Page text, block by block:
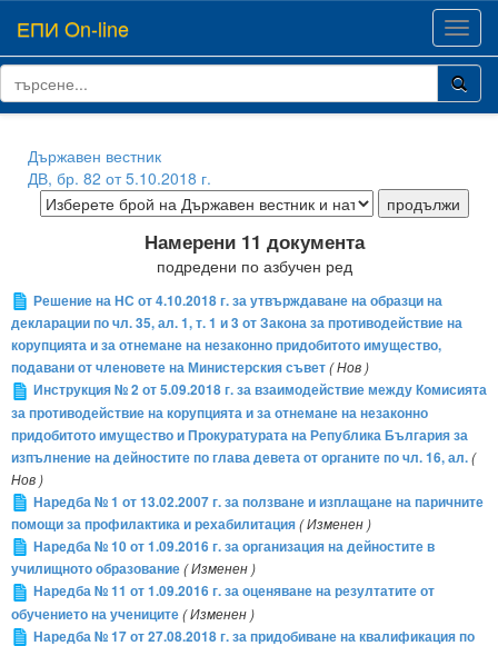
ЕПИ On-line
Държавен вестник
ДВ, бр. 82 от 5.10.2018 г.
Намерени 11 документа
подредени по азбучен ред
Решение на НС от 4.10.2018 г. за утвърждаване на образци на
декларации по чл. 35, ал. 1, т. 1 и 3 от Закона за противодействие на
корупцията и за отнемане на незаконно придобитото имущество,
подавани от членовете на Министерския съвет( Нов )
Инструкция № 2 от 5.09.2018 г. за взаимодействие между Комисията
за противодействие на корупцията и за отнемане на незаконно
придобитото имущество и Прокуратурата на Република България за
изпълнение на дейностите по глава девета от органите по чл. 16, ал.(
Нов )
Наредба № 1 от 13.02.2007 г. за ползване и изплащане на паричните
помощи за профилактика и рехабилитация( Изменен )
Наредба № 10 от 1.09.2016 г. за организация на дейностите в
училищното образование( Изменен )
Наредба № 11 от 1.09.2016 г. за оценяване на резултатите от
обучението на учениците( Изменен )
Наредба № 17 от 27.08.2018 г. за придобиване на квалификация по